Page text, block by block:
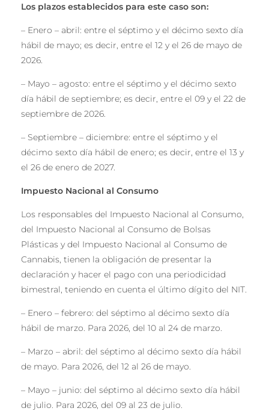
Los plazos establecidos para este caso son:
– Enero – abril: entre el séptimo y el décimo sexto día
hábil de mayo; es decir, entre el 12 y el 26 de mayo de
2026.
– Mayo – agosto: entre el séptimo y el décimo sexto
día hábil de septiembre; es decir, entre el 09 y el 22 de
septiembre de 2026.
– Septiembre – diciembre: entre el séptimo y el
décimo sexto día hábil de enero; es decir, entre el 13 y
el 26 de enero de 2027.
Impuesto Nacional al Consumo
Los responsables del Impuesto Nacional al Consumo,
del Impuesto Nacional al Consumo de Bolsas
Plásticas y del Impuesto Nacional al Consumo de
Cannabis, tienen la obligación de presentar la
declaración y hacer el pago con una periodicidad
bimestral, teniendo en cuenta el último dígito del NIT.
– Enero – febrero: del séptimo al décimo sexto día
hábil de marzo. Para 2026, del 10 al 24 de marzo.
– Marzo – abril: del séptimo al décimo sexto día hábil
de mayo. Para 2026, del 12 al 26 de mayo.
– Mayo – junio: del séptimo al décimo sexto día hábil
de julio. Para 2026, del 09 al 23 de julio.